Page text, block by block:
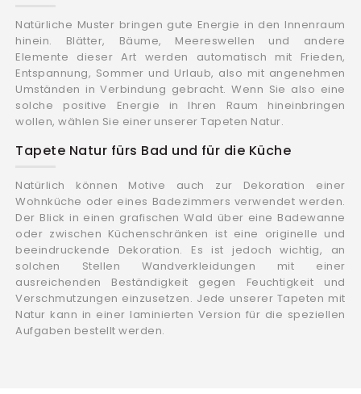
Natürliche Muster bringen gute Energie in den Innenraum
hinein. Blätter, Bäume, Meereswellen und andere
Elemente dieser Art werden automatisch mit Frieden,
Entspannung, Sommer und Urlaub, also mit angenehmen
Umständen in Verbindung gebracht. Wenn Sie also eine
solche positive Energie in Ihren Raum hineinbringen
wollen, wählen Sie einer unserer Tapeten Natur.
Tapete Natur fürs Bad und für die Küche
Natürlich können Motive auch zur Dekoration einer
Wohnküche oder eines Badezimmers verwendet werden.
Der Blick in einen grafischen Wald über eine Badewanne
oder zwischen Küchenschränken ist eine originelle und
beeindruckende Dekoration. Es ist jedoch wichtig, an
solchen Stellen Wandverkleidungen mit einer
ausreichenden Beständigkeit gegen Feuchtigkeit und
Verschmutzungen einzusetzen. Jede unserer Tapeten mit
Natur kann in einer laminierten Version für die speziellen
Aufgaben bestellt werden.